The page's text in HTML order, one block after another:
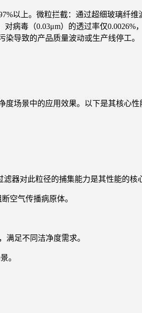
以上。微粒拦截：通过超细玻璃纤维
病毒（0.03μm）的透过率仅
导致的产品质量波动或生产线停工。
场景中的应用效果。以下是其核心性
器对此粒径的捕集能力是其性能的核
空气传播病原体。
满足不同洁净度需求。
。